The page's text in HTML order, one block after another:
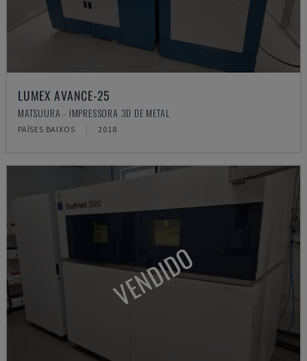
LUMEX AVANCE-25
MATSUURA - IMPRESSORA 3D DE METAL
PAÍSES BAIXOS 2018
VENDIDO